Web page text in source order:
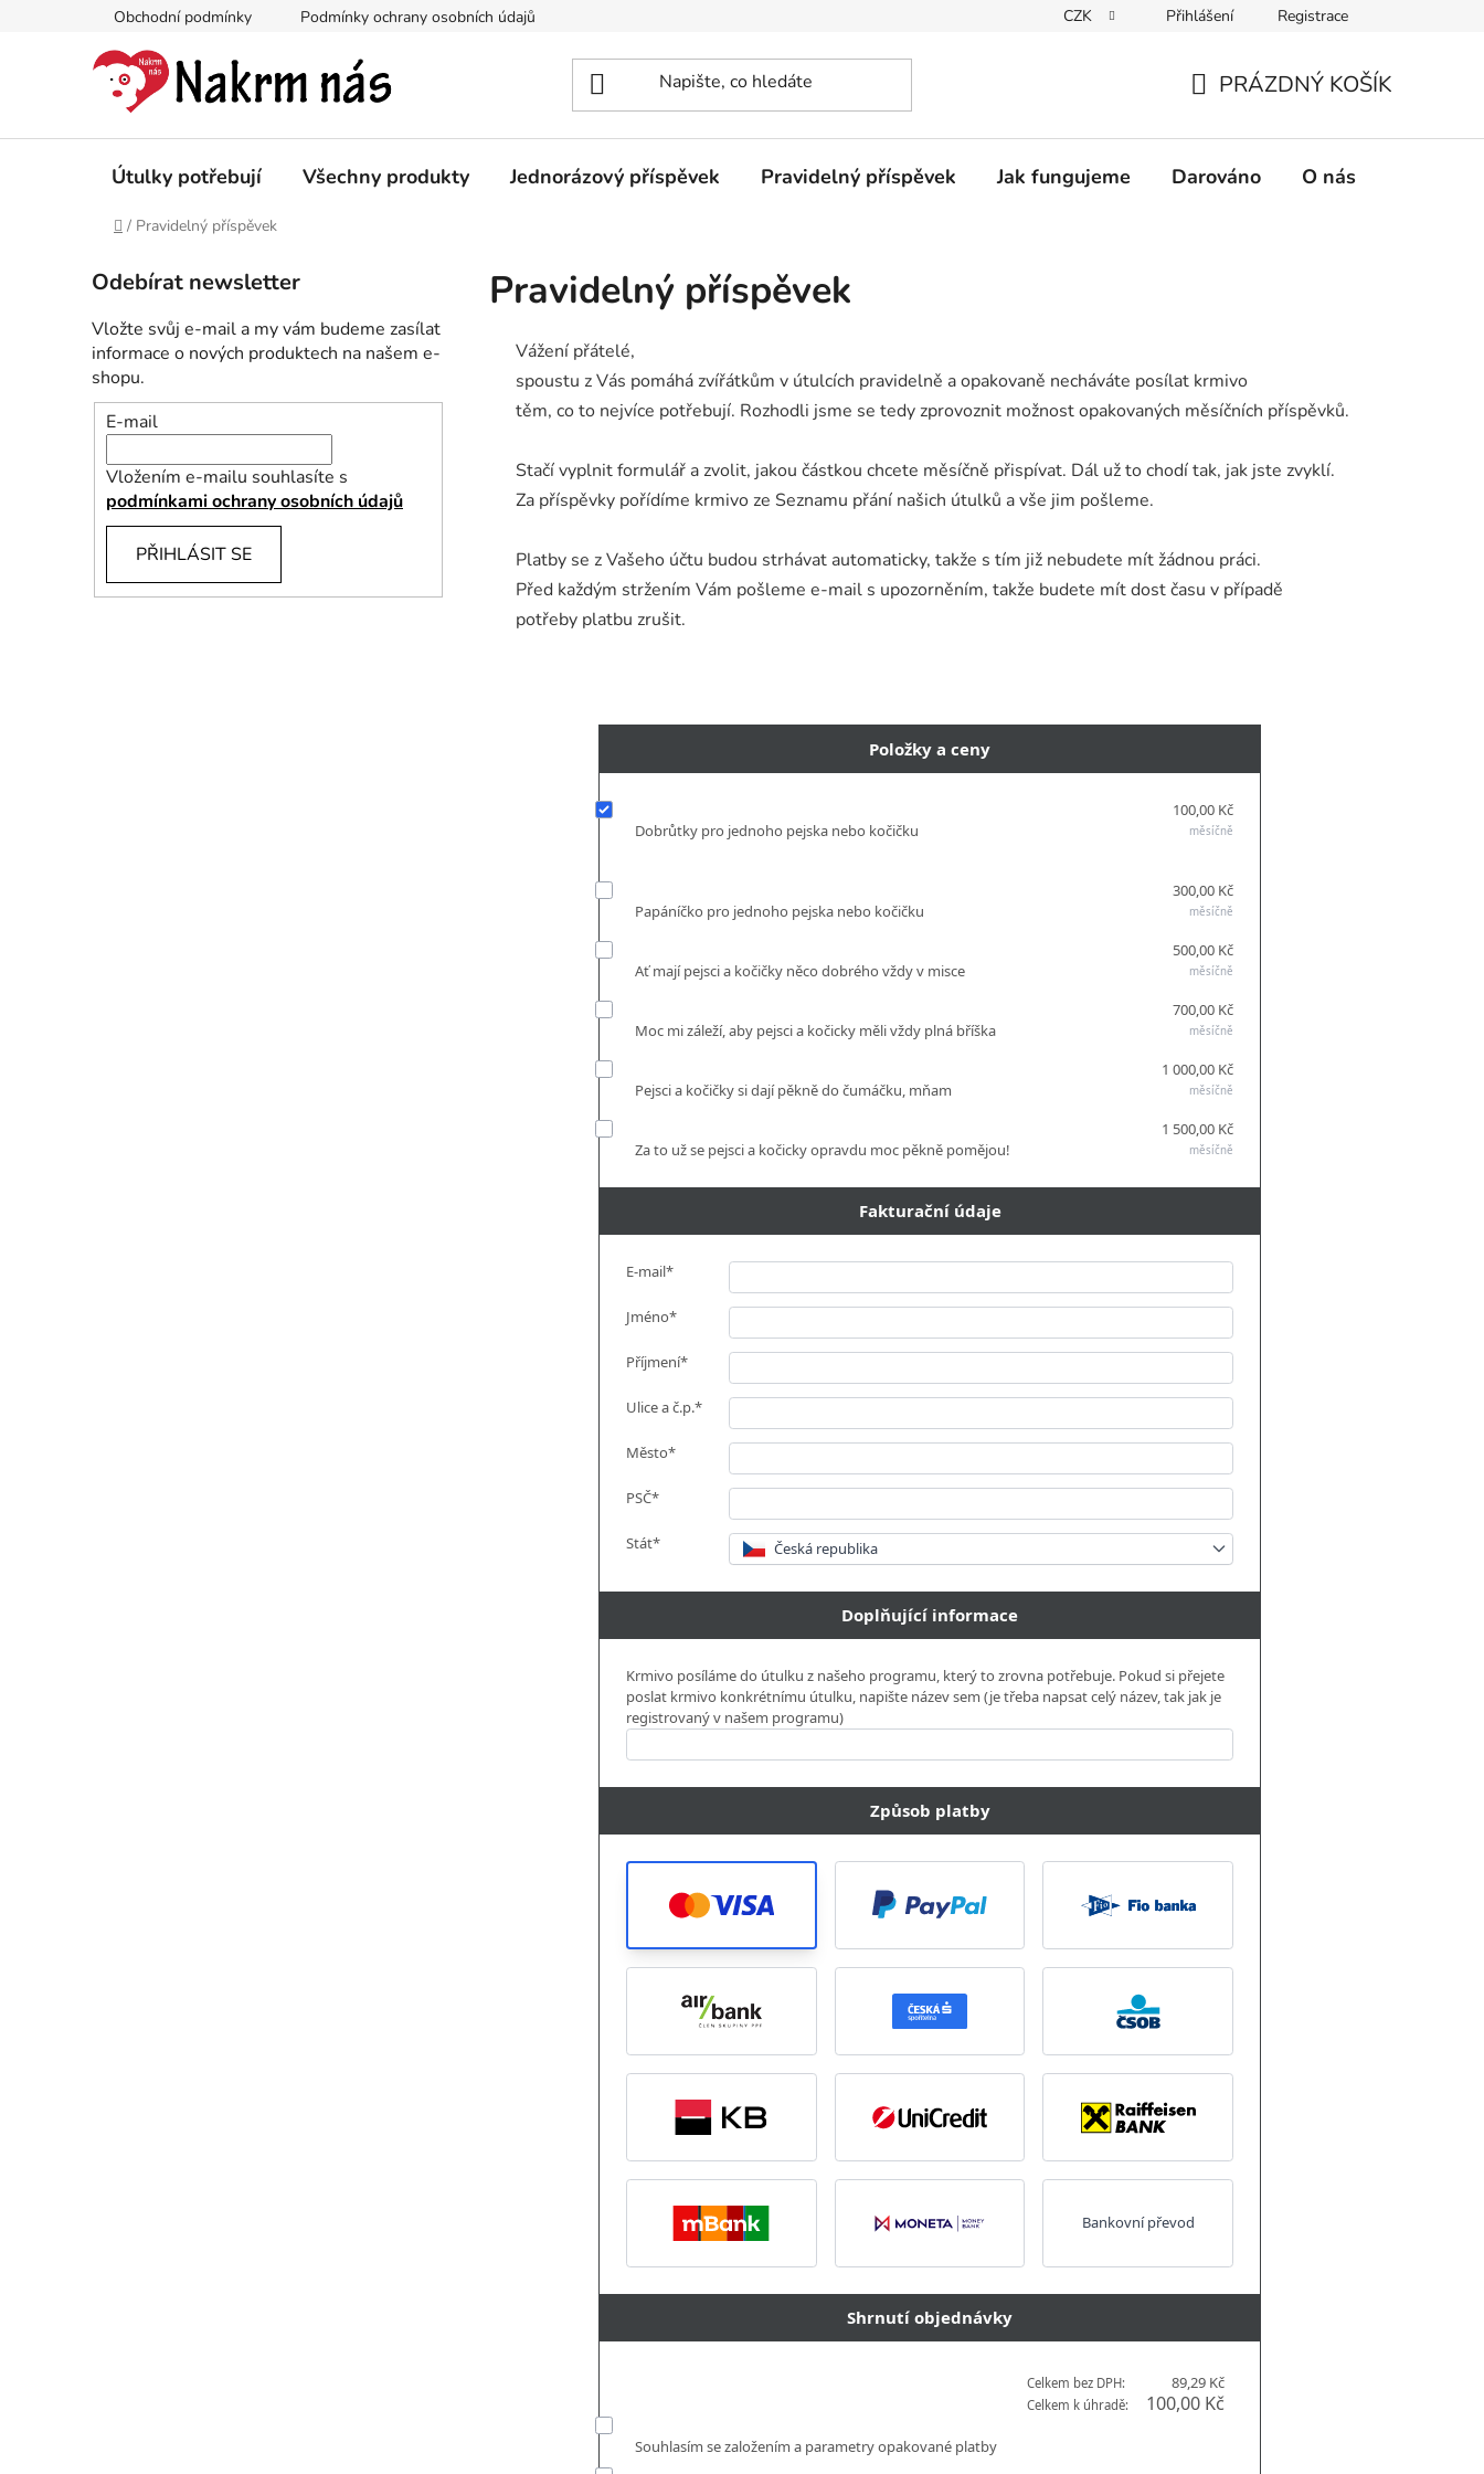
Obchodní podmínky Podmínky ochrany osobních údajů CZK Přihlášení Registrace
KOŠÍK
PRÁZDNÝ KOŠÍK
Útulky potřebují Všechny produkty Jednorázový příspěvek Pravidelný příspěvek Jak fungujeme Darováno O nás
Domů
/ Pravidelný příspěvek
o
s
t
r
a
e
Odebírat newsletter
Vložte svůj e-mail a my vám budeme zasílat
informace o nových produktech na našem e-
shopu.
E-mail
Vložením e-mailu souhlasíte s
podmínkami ochrany osobních údajů
PŘIHLÁSIT SE
Pravidelný příspěvek
Vážení přátelé,
spoustu z Vás pomáhá zvířátkům v útulcích pravidelně a opakovaně necháváte posílat krmivo
těm, co to nejvíce potřebují. Rozhodli jsme se tedy zprovoznit možnost opakovaných měsíčních příspěvků.
Stačí vyplnit formulář a zvolit, jakou částkou chcete měsíčně přispívat. Dál už to chodí tak, jak jste zvyklí.
Za příspěvky pořídíme krmivo ze Seznamu přání našich útulků a vše jim pošleme.
Platby se z Vašeho účtu budou strhávat automaticky, takže s tím již nebudete mít žádnou práci.
Před každým stržením Vám pošleme e-mail s upozorněním, takže budete mít dost času v případě
potřeby platbu zrušit.
Položky a ceny
Dobrůtky pro jednoho pejska nebo kočičku
100,00 Kč
měsíčně
Papáníčko pro jednoho pejska nebo kočičku
300,00 Kč
měsíčně
Ať mají pejsci a kočičky něco dobrého vždy v misce
500,00 Kč
měsíčně
Moc mi záleží, aby pejsci a kočicky měli vždy plná bříška
700,00 Kč
měsíčně
Pejsci a kočičky si dají pěkně do čumáčku, mňam
1 000,00 Kč
měsíčně
Za to už se pejsci a kočicky opravdu moc pěkně pomějou!
1 500,00 Kč
měsíčně
Fakturační údaje
E-mail*
Jméno*
Příjmení*
Ulice a č.p.*
Město*
PSČ*
Stát* Česká republika
Doplňující informace
Krmivo posíláme do útulku z našeho programu, který to zrovna potřebuje. Pokud si přejete
poslat krmivo konkrétnímu útulku, napište název sem (je třeba napsat celý název, tak jak je
registrovaný v našem programu)
Způsob platby
Bankovní převod
Shrnutí objednávky
Celkem bez DPH: 89,29 Kč
Celkem k úhradě: 100,00 Kč
Souhlasím se založením a parametry opakované platby